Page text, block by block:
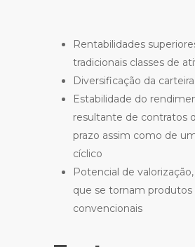
Rentabilidades
tradicionais classes de
Diversificação da
Estabilidade do
resultante de contratos
prazo assim como de
cíclico
Potencial de
que se tornam produtos
convencionais